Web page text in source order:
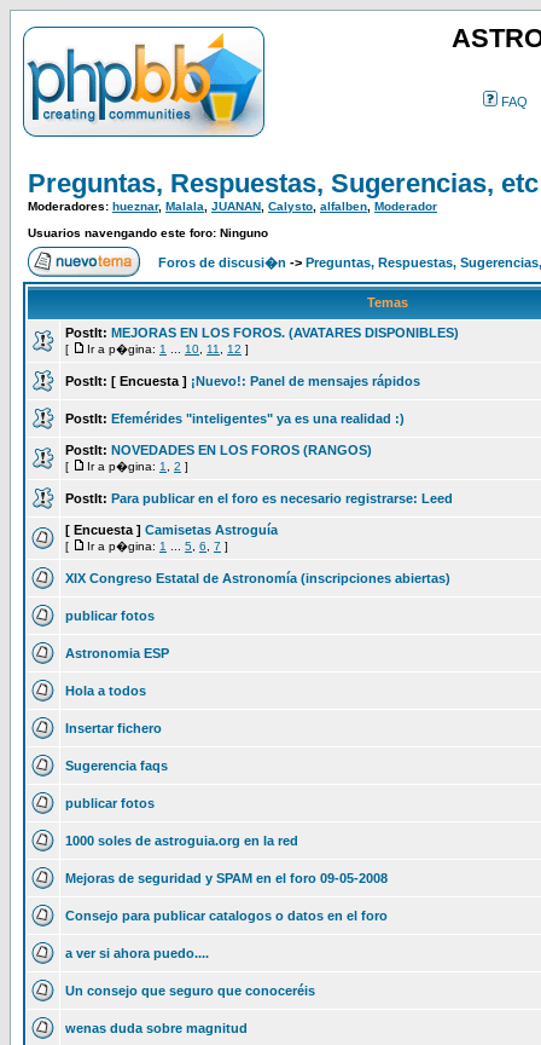
FAQ
Preguntas, Respuestas, Sugerencias, etc
Moderadores: hueznar, Malala JUANAN Calysto alfalben Moderador
Usuarios navengando este foro: Ninguno
Foros de discusi�n -> Preguntas, Respuestas,
Temas
PostIt: MEJORAS EN LOS FOROS. (AVATARES DISPONIBLES)
[ Ir a p�gina: 1 10 11 12 ]
PostIt: [ Encuesta ] ¡Nuevo!: Panel de mensajes rápidos
PostIt: Efemérides "inteligentes" ya es una realidad :)
PostIt: NOVEDADES EN LOS FOROS (RANGOS)
[ Ir a p�gina: 1 2 ]
PostIt: Para publicar en el foro es necesario registrarse: Leed
[ Encuesta ] Camisetas Astroguía
[ Ir a p�gina: 1 5 6 7 ]
XIX Congreso Estatal de Astronomía (inscripciones abiertas)
publicar fotos
Astronomia ESP
Hola a todos
Insertar fichero
Sugerencia faqs
publicar fotos
1000 soles de astroguia.org en la red
Mejoras de seguridad y SPAM en el foro 09-05-2008
Consejo para publicar catalogos o datos en el foro
a ver si ahora puedo....
Un consejo que seguro que conoceréis
wenas duda sobre magnitud